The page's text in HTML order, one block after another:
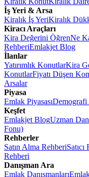
İş Yeri & Arsa
Kiralık İş YeriKiralık
Kiracı Araçları
Kira Değerini ÖğrenNe
RehberiEmlakjet Blog
İlanlar
Yatırımlık KonutlarKira
KonutlarFiyatı Düşen
Arsalar
Piyasa
Emlak PiyasasıDemografi
Keşfet
Emlakjet BlogUzman
Fonu)
Rehberler
Satın Alma RehberiSatıcı
Rehberi
Danışman Ara
Emlak Danışmanları